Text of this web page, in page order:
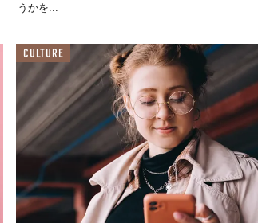
うかを...
CULTURE